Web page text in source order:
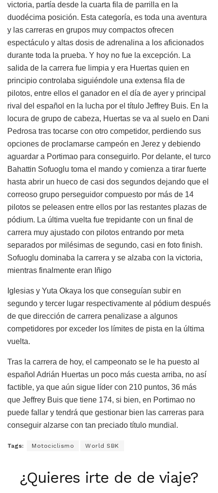
victoria, partía desde la cuarta fila de parrilla en la
duodécima posición. Esta categoría, es toda una aventura
y las carreras en grupos muy compactos ofrecen
espectáculo y altas dosis de adrenalina a los aficionados
durante toda la prueba. Y hoy no fue la excepción. La
salida de la carrera fue limpia y era Huertas quien en
principio controlaba siguiéndole una extensa fila de
pilotos, entre ellos el ganador en el día de ayer y principal
rival del español en la lucha por el título Jeffrey Buis. En la
locura de grupo de cabeza, Huertas se va al suelo en Dani
Pedrosa tras tocarse con otro competidor, perdiendo sus
opciones de proclamarse campeón en Jerez y debiendo
aguardar a Portimao para conseguirlo. Por delante, el turco
Bahattin Sofuoglu toma el mando y comienza a tirar fuerte
hasta abrir un hueco de casi dos segundos dejando que el
correoso grupo perseguidor compuesto por más de 14
pilotos se peleasen entre ellos por las restantes plazas de
pódium. La última vuelta fue trepidante con un final de
carrera muy ajustado con pilotos entrando por meta
separados por milésimas de segundo, casi en foto finish.
Sofuoglu dominaba la carrera y se alzaba con la victoria,
mientras finalmente eran Iñigo
Iglesias y Yuta Okaya los que conseguían subir en
segundo y tercer lugar respectivamente al pódium después
de que dirección de carrera penalizase a algunos
competidores por exceder los límites de pista en la última
vuelta.
Tras la carrera de hoy, el campeonato se le ha puesto al
español Adrián Huertas un poco más cuesta arriba, no así
factible, ya que aún sigue líder con 210 puntos, 36 más
que Jeffrey Buis que tiene 174, si bien, en Portimao no
puede fallar y tendrá que gestionar bien las carreras para
conseguir alzarse con tan preciado título mundial.
Tags: Motociclismo World SBK
¿Quieres irte de de viaje?